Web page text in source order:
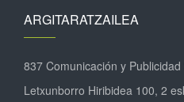
ARGITARATZAILEA
837 Comunicación y Publicidad
Letxunborro Hiribidea 100, 2